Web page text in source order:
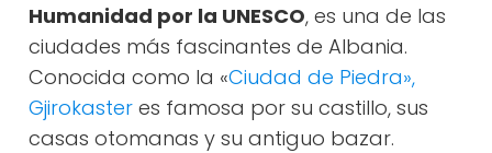
Humanidad por la UNESCO, es una de las
ciudades más fascinantes de Albania.
Conocida como la «Ciudad de Piedra»,
Gjirokaster es famosa por su castillo, sus
casas otomanas y su antiguo bazar.